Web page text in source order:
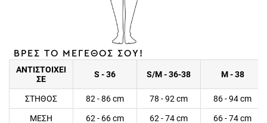
ΒΡΕΣ ΤΟ ΜΕΓΕΘΟΣ ΣΟΥ!
ΑΝΤΙΣΤΟΙΧΕΙ
ΣΕ
S - 36 S/M - 36-38 M - 38
ΣΤΗΘΟΣ 82 - 86 cm 78 - 92 cm 86 - 94 cm
ΜΕΣΗ 62 - 66 cm 62 - 74 cm 66 - 74 cm